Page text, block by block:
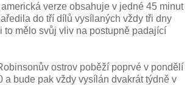
verze obsahuje v jedné 45 minut
do tří dílů vysílaných vždy tři dny
to mělo svůj vliv na postupně padající
ostrov poběží poprvé v pondělí
a bude pak vždy vysílán dvakrát týdně v